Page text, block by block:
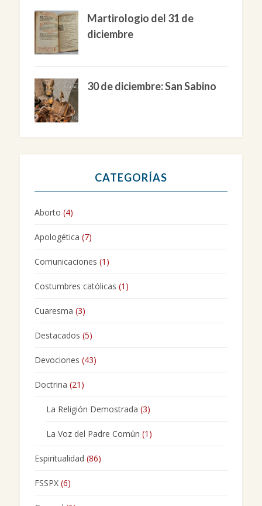
Martirologio del 31 de
diciembre
30 de diciembre: San Sabino
CATEGORÍAS
Aborto (4)
Apologética (7)
Comunicaciones (1)
Costumbres católicas (1)
Cuaresma (3)
Destacados (5)
Devociones (43)
Doctrina (21)
La Religión Demostrada (3)
La Voz del Padre Común (1)
Espiritualidad (86)
FSSPX(6)